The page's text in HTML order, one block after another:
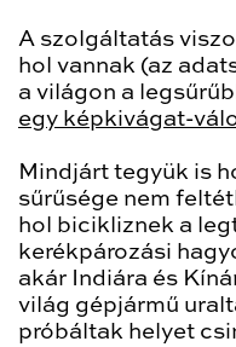
A szolgáltatás
hol vannak (az
a világon a
egy képkivágat-
Mindjárt tegyük is
sűrűsége nem
hol bicikliznek a
kerékpározási
akár Indiára és
világ gépjármű
próbáltak helyet